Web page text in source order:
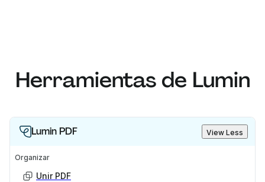
Herramientas de Lumin
Lumin PDF View Less
Organizar
Unir PDF